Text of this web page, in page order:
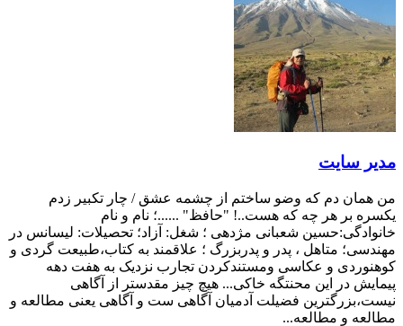
مدیر سایت
من همان دم که وضو ساختم از چشمه عشق / چار تکبیر زدم
یکسره بر هر چه که هست..! "حافظ" ......؛ نام و نام
خانوادگی:حسین شعبانی مژدهی ؛ شغل: آزاد؛ تحصیلات: لیسانس در
مهندسی؛ متاهل ، پدر و پدربزرگ ؛ علاقمند به کتاب،طبیعت گردی و
کوهنوردی و عکاسی ومستندکردن تجارب نزدیک به هفت دهه
پیمایش در این محنتگه خاکی... هیچ چیز مقدستر از آگاهی
نیست،بزرگترین فضیلت آدمیان آگاهی ست و آگاهی یعنی مطالعه و
مطالعه و مطالعه...